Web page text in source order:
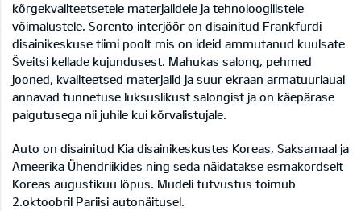
kõrgekvaliteetsetele materjalidele ja tehnoloogilistele
võimalustele. Sorento interjöör on disainitud Frankfurdi
disainikeskuse tiimi poolt mis on ideid ammutanud kuulsate
Šveitsi kellade kujundusest. Mahukas salong, pehmed
jooned, kvaliteetsed materjalid ja suur ekraan armatuurlaual
annavad tunnetuse luksuslikust salongist ja on käepärase
paigutusega nii juhile kui kõrvalistujale.
Auto on disainitud Kia disainikeskustes Koreas, Saksamaal ja
Ameerika Ühendriikides ning seda näidatakse esmakordselt
Koreas augustikuu lõpus. Mudeli tutvustus toimub
2.oktoobril Pariisi autonäitusel.